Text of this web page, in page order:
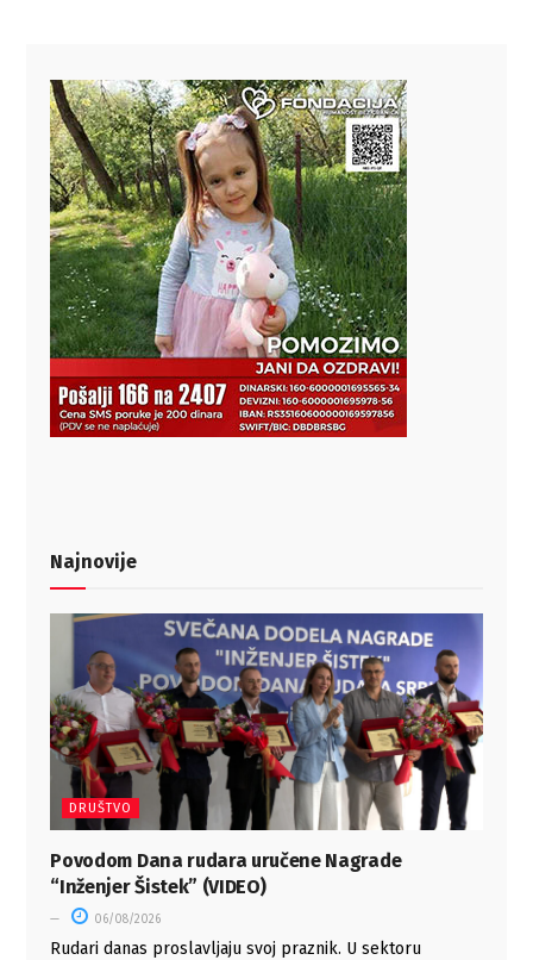
Najnovije
DRUŠTVO
Povodom Dana rudara uručene Nagrade
“Inženjer Šistek” (VIDEO)
06/08/2026
Rudari danas proslavljaju svoj praznik. U sektoru